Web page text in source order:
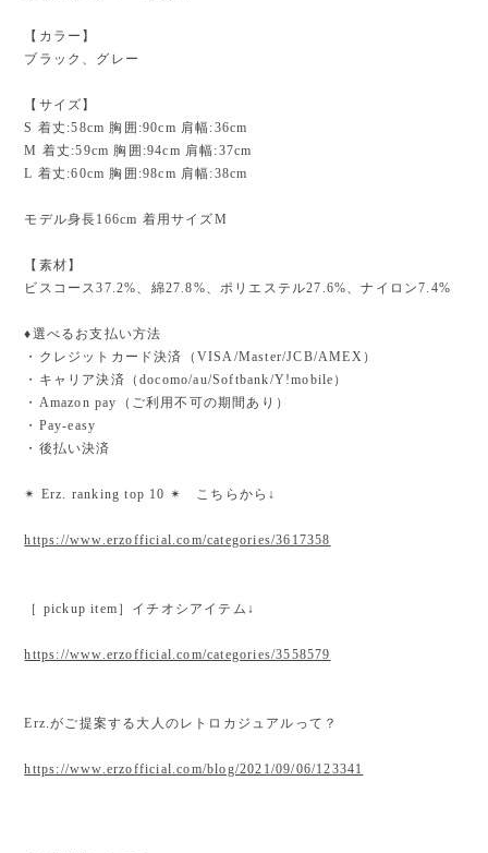
【カラー】
ブラック、グレー
【サイズ】
S 着丈:58cm 胸囲:90cm 肩幅:36cm
M 着丈:59cm 胸囲:94cm 肩幅:37cm
L 着丈:60cm 胸囲:98cm 肩幅:38cm
モデル身長166cm 着用サイズM
【素材】
ビスコース37.2%、綿27.8%、ポリエステル27.6%、ナイロン7.4%
♦︎選べるお支払い方法
・クレジットカード決済（VISA/Master/JCB/AMEX）
・キャリア決済（docomo/au/Softbank/Y!mobile）
・Amazon pay（ご利用不可の期間あり）
・Pay-easy
・後払い決済
✴︎ Erz. ranking top 10 ✴︎ こちらから↓
https://www.erzofficial.com/categories/3617358
［ pickup item］イチオシアイテム↓
https://www.erzofficial.com/categories/3558579
Erz.がご提案する大人のレトロカジュアルって？
https://www.erzofficial.com/blog/2021/09/06/123341